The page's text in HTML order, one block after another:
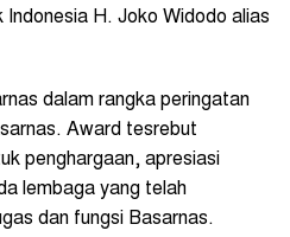
Indonesia H. Joko Widodo alias
dalam rangka peringatan
Award tesrebut
penghargaan, apresiasi
lembaga yang telah
dan fungsi Basarnas.